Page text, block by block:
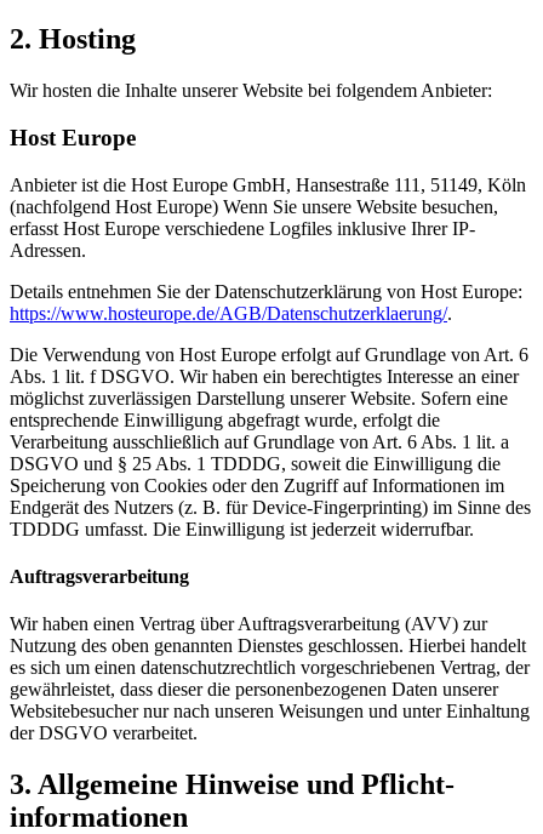
2. Hosting
Wir hosten die Inhalte unserer Website bei folgendem Anbieter:
Host Europe
Anbieter ist die Host Europe GmbH, Hansestraße 111, 51149, Köln
(nachfolgend Host Europe) Wenn Sie unsere Website besuchen,
erfasst Host Europe verschiedene Logfiles inklusive Ihrer IP-
Adressen.
Details entnehmen Sie der Datenschutzerklärung von Host Europe:
https://www.hosteurope.de/AGB/Datenschutzerklaerung/.
Die Verwendung von Host Europe erfolgt auf Grundlage von Art. 6
Abs. 1 lit. f DSGVO. Wir haben ein berechtigtes Interesse an einer
möglichst zuverlässigen Darstellung unserer Website. Sofern eine
entsprechende Einwilligung abgefragt wurde, erfolgt die
Verarbeitung ausschließlich auf Grundlage von Art. 6 Abs. 1 lit. a
DSGVO und § 25 Abs. 1 TDDDG, soweit die Einwilligung die
Speicherung von Cookies oder den Zugriff auf Informationen im
Endgerät des Nutzers (z. B. für Device-Fingerprinting) im Sinne des
TDDDG umfasst. Die Einwilligung ist jederzeit widerrufbar.
Auftragsverarbeitung
Wir haben einen Vertrag über Auftragsverarbeitung (AVV) zur
Nutzung des oben genannten Dienstes geschlossen. Hierbei handelt
es sich um einen datenschutzrechtlich vorgeschriebenen Vertrag, der
gewährleistet, dass dieser die personenbezogenen Daten unserer
Websitebesucher nur nach unseren Weisungen und unter Einhaltung
der DSGVO verarbeitet.
3. Allgemeine Hinweise und Pflicht­
informationen